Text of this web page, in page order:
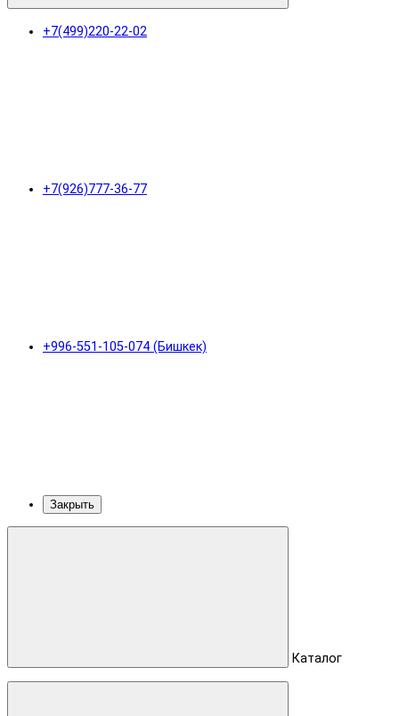
+7(499)220-22-02
+7(926)777-36-77
+996-551-105-074 (Бишкек)
Закрыть
Каталог